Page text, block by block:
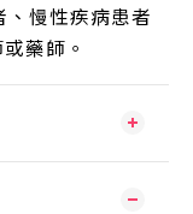
慢性疾病患者
藥師。